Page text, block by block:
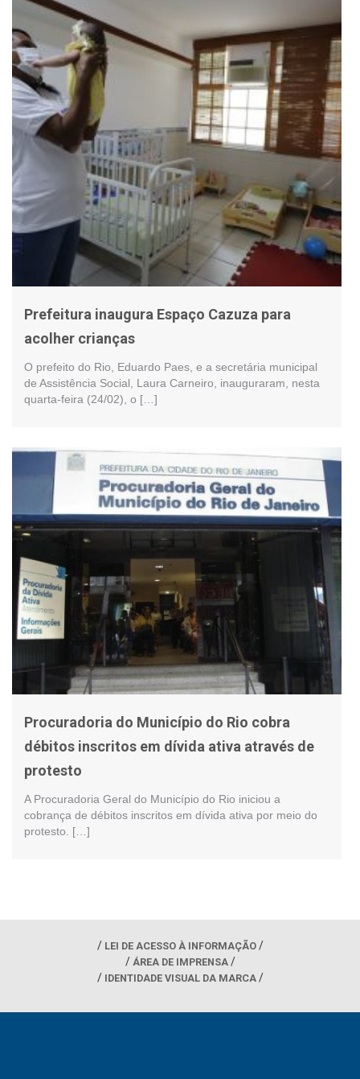
Prefeitura inaugura Espaço Cazuza para
acolher crianças
O prefeito do Rio, Eduardo Paes, e a secretária municipal
de Assistência Social, Laura Carneiro, inauguraram, nesta
quarta-feira (24/02), o […]
Procuradoria do Município do Rio cobra
débitos inscritos em dívida ativa através de
protesto
A Procuradoria Geral do Município do Rio iniciou a
cobrança de débitos inscritos em dívida ativa por meio do
protesto. […]
LEI DE ACESSO À INFORMAÇÃO
ÁREA DE IMPRENSA
IDENTIDADE VISUAL DA MARCA